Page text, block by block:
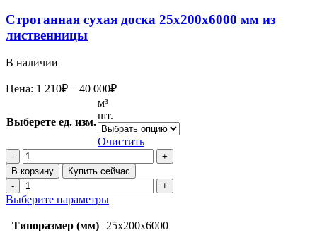
Строганная сухая доска 25x200x6000 мм из
лиственницы
В наличии
Цена: 1 210₽ – 40 000₽Диапазон
210₽
–
40
000₽
Выберете ед. изм.
м³
шт.
Очистить
Количество
товара
Строганная
сухая
доска
мм
В корзину Купить сейчас
Количество
товара
Строганная
сухая
доска
Выберите параметрыЭтот
имеет
Типоразмер (мм) 25x200x6000